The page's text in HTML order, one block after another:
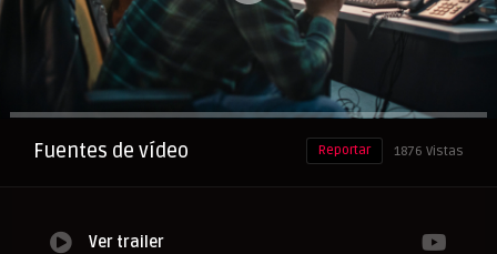
Anuncio
Fuentes de vídeo 1876 Vistas
Reportar
Ver trailer